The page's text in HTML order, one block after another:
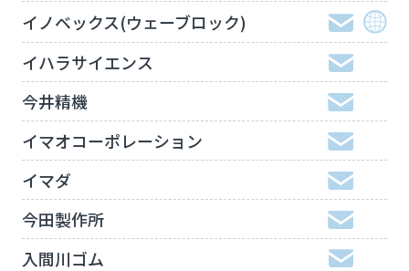
イノベックス(ウェーブロック)
イハラサイエンス
今井精機
イマオコーポレーション
イマダ
今田製作所
入間川ゴム